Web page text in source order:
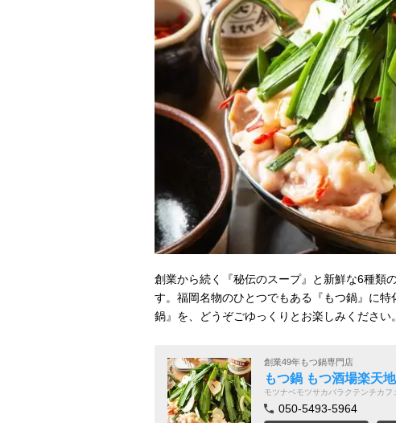
創業から続く『秘伝のスープ』と新鮮な6種類
す。福岡名物のひとつでもある『もつ鍋』に
鍋』を、どうぞごゆっくりとお楽しみください。
創業49年もつ鍋専門店
もつ鍋 もつ酒場楽天
モツナベモツサカバラクテンチカ
050-5493-5964